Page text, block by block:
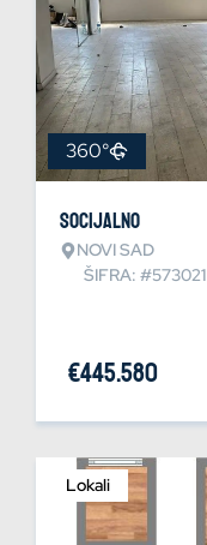
360°
Socijalno
NOVI SAD
ŠIFRA: #573021
€445.580
Lokali